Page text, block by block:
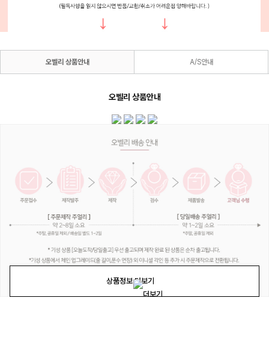
상품정보 더보기
오벨리 상품안내 A/S안내
오벨리 상품안내